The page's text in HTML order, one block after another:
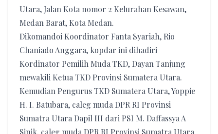
Utara, Jalan Kota nomor 2 Kelurahan Kesawan,
Medan Barat, Kota Medan.
Dikomandoi Koordinator Fanta Syariah, Rio
Chaniado Anggara, kopdar ini dihadiri
Kordinator Pemilih Muda TKD, Dayan Tanjung
mewakili Ketua TKD Provinsi Sumatera Utara.
Kemudian Pengurus TKD Sumatera Utara, Yoppie
H. I. Batubara, caleg muda DPR RI Provinsi
Sumatra Utara Dapil III dari PSI M. Daffassya A
Sinik, caleg muda DPR RI Provinsi Sumatra Utara